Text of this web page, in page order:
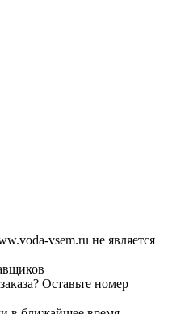
vsem.ru не является
Оставьте номер